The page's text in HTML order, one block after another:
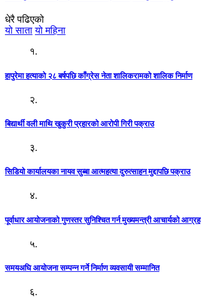
धेरै पढिएको
यो साता यो महिना
१.
हापुरेमा हत्याको २८ बर्षपछि काँग्रेस नेता शालिकरामको शालिक निर्माण
२.
बिद्यार्थी वली माथि खुकुरी प्रहारको आरोपी गिरी पक्राउ
३.
सिडियो कार्यालयका नायव सुब्बा आत्महत्या दुरुत्साहन मुद्दापछि पक्राउ
४.
पूर्वाधार आयोजनाको गुणस्तर सुनिश्चित गर्न मुख्यमन्त्री आचार्यको आग्रह
५.
समयअघि आयोजना सम्पन्न गर्ने निर्माण व्यवसायी सम्मानित
६.